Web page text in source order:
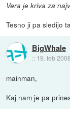
Vera je kriva za
Tesno ji pa sledijo
BigWhale
:: 19. feb
mainman,
Kaj nam je pa